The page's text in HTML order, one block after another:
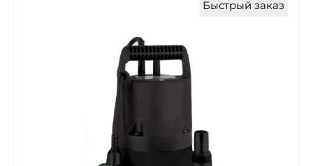
Быстрый заказ